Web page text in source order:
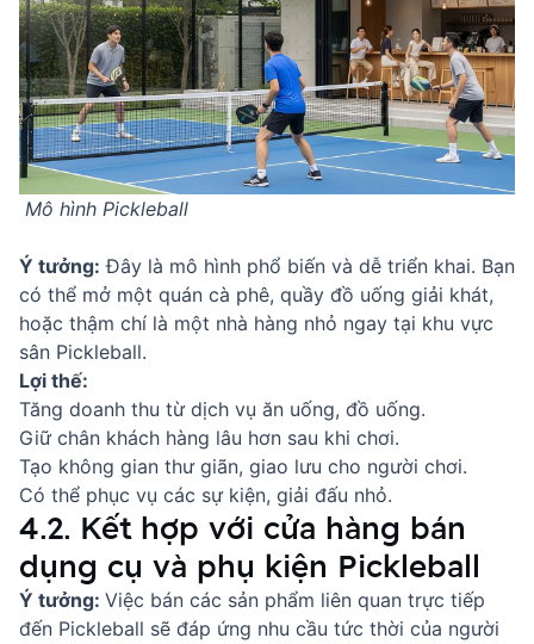
Mô hình Pickleball
Ý tưởng: Đây là mô hình phổ biến và dễ triển khai. Bạn
có thể mở một quán cà phê, quầy đồ uống giải khát,
hoặc thậm chí là một nhà hàng nhỏ ngay tại khu vực
sân Pickleball.
Lợi thế:
Tăng doanh thu từ dịch vụ ăn uống, đồ uống.
Giữ chân khách hàng lâu hơn sau khi chơi.
Tạo không gian thư giãn, giao lưu cho người chơi.
Có thể phục vụ các sự kiện, giải đấu nhỏ.
4.2. Kết hợp với cửa hàng bán
dụng cụ và phụ kiện Pickleball
Ý tưởng: Việc bán các sản phẩm liên quan trực tiếp
đến Pickleball sẽ đáp ứng nhu cầu tức thời của người